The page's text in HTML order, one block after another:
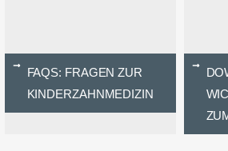
FAQS: FRAGEN ZUR
KINDERZAHNMEDIZIN